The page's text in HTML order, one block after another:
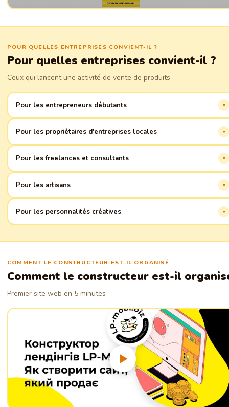
POUR QUELLES ENTREPRISES CONVIENT-IL ?
Pour quelles entreprises convient-il ?
Ceux qui lancent une activité de vente de produits
Pour les entrepreneurs débutants
création autonome d'une carte de visite.
Pour les propriétaires d'entreprises locales
professionnelle en ligne.
Pour les freelances et consultants
élégant.
Pour les artisans
Pour les personnalités créatives
web.
COMMENT LE CONSTRUCTEUR EST-IL ORGANISÉ
Comment le constructeur est-il
Premier site web en 5 minutes